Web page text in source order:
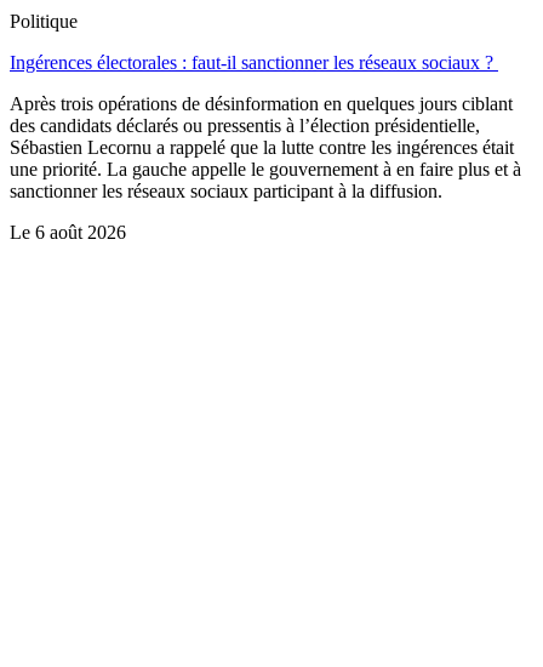
Politique
Ingérences électorales : faut-il sanctionner les réseaux sociaux ?
Après trois opérations de désinformation en quelques jours ciblant
des candidats déclarés ou pressentis à l’élection présidentielle,
Sébastien Lecornu a rappelé que la lutte contre les ingérences était
une priorité. La gauche appelle le gouvernement à en faire plus et à
sanctionner les réseaux sociaux participant à la diffusion.
Le 6 août 2026